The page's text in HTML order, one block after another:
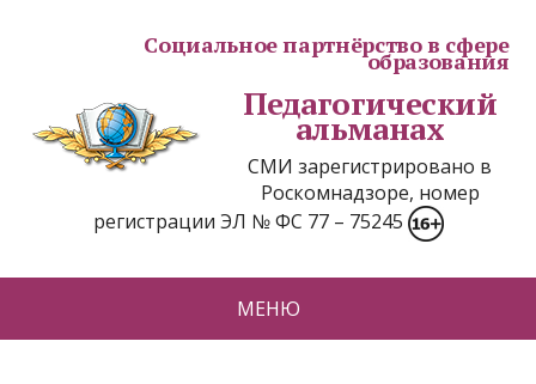
Социальное партнёрство в сфере
образования
Педагогический
альманах
СМИ зарегистрировано в
Роскомнадзоре, номер
регистрации ЭЛ № ФС 77 – 75245
МЕНЮ